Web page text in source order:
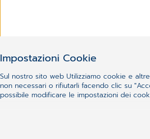
Impostazioni Cookie
Sul nostro sito web Utilizziamo cookie e
non necessari o rifiutarli facendo clic su
possibile modificare le impostazioni dei